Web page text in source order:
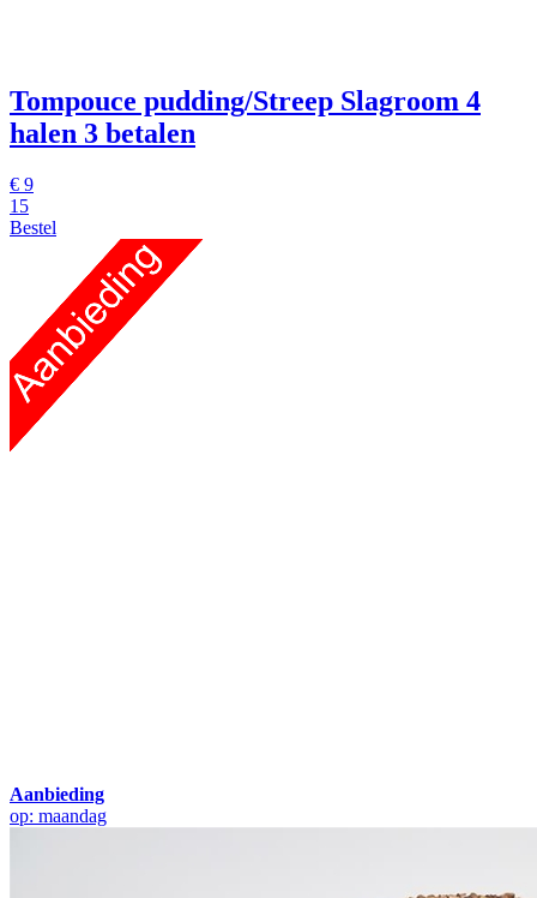
Tompouce pudding/Streep Slagroom 4
halen 3 betalen
€ 9
15
Bestel
Aanbieding
op: maandag